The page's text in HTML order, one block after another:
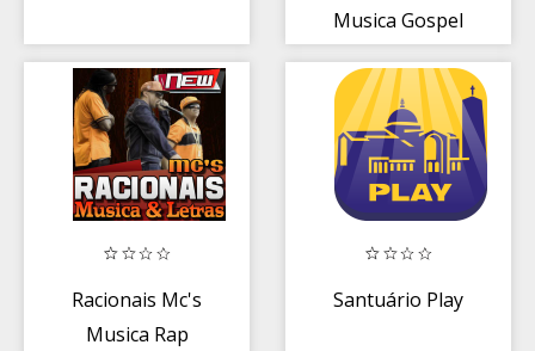
Musica Gospel
Racionais Mc's
Musica Rap
Santuário Play